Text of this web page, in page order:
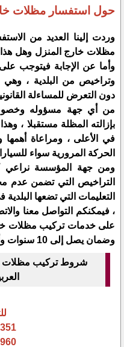
حول استفسار مظلات
وردت إلينا العديد من
مظلات خارج المنزل وهل
وأما عن الإجابة فيتوجب
وتراخيص من البلدية ،
دون التعرض للمساءلة
من أي جهة مسؤوله
بإزالته المظلة مستقبلا ،
في الأعلى ، ومراعاة
الحركة المرورية سواء
ومن جهة المؤسسة نراعي
التراخيص التي تضمن عدم
التعليمات التي تضعها
، فيمكنكم التواصل معنا
على خدمات تركيب مظلات
وضمان يصل إلى 10 سنوات وأكثر على حسب نوع المظلة .
شروط تركيب مظلات